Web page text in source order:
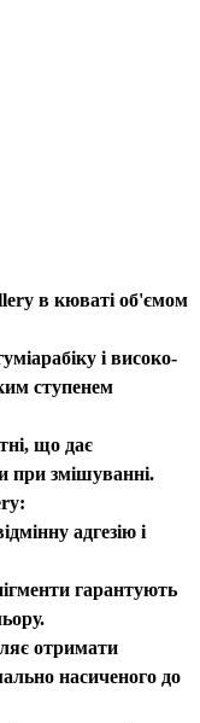
в кюваті об'ємом
і високо-
ступенем
що дає
при змішуванні.
адгезію і
гарантують
отримати
насиченого до